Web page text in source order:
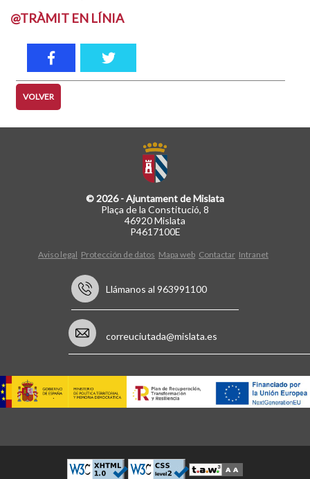
@TRÀMIT EN LÍNIA
VOLVER
© 2026 - Ajuntament de Mislata
Plaça de la Constitució, 8
46920 Mislata
P4617100E
Aviso legal Protección de datos Mapa web Contactar Intranet
Llámanos al 963991100
correuciutada@mislata.es